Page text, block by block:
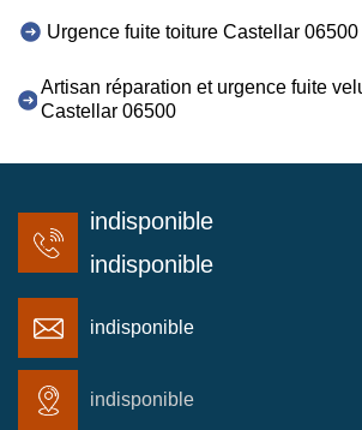
Urgence fuite toiture Castellar 06500
Artisan réparation et urgence fuite
Castellar 06500
indisponible
indisponible
indisponible
indisponible